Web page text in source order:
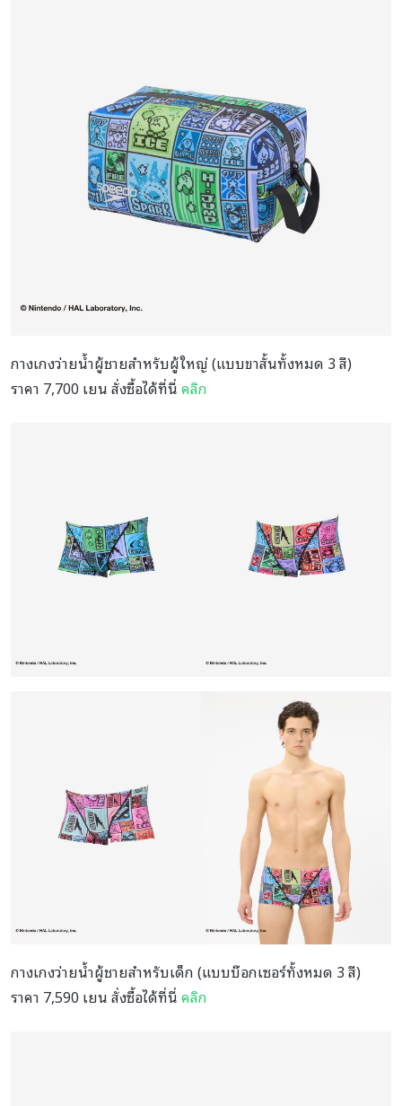
กางเกงว่ายน้ำผู้ชายสำหรับผู้ใหญ่ (แบบขาสั้นทั้งหมด 3 สี)
ราคา 7,700 เยน สั่งซื้อได้ที่นี่คลิก
กางเกงว่ายน้ำผู้ชายสำหรับเด็ก (แบบบ๊อกเซอร์ทั้งหมด 3 สี)
ราคา 7,590 เยน สั่งซื้อได้ที่นี่คลิก